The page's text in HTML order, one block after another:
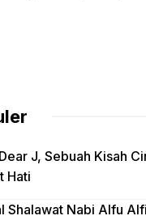
J, Sebuah Kisah
Hati
Shalawat Nabi Alfu